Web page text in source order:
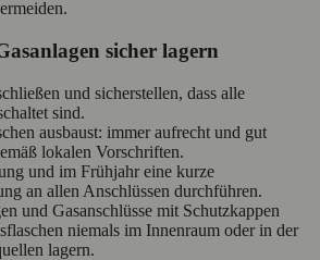
sicher lagern
und sicherstellen, dass alle
sind.
ausbaust: immer aufrecht und gut
lokalen Vorschriften.
und im Frühjahr eine kurze
an allen Anschlüssen durchführen.
und Gasanschlüsse mit Schutzkappen
niemals im Innenraum oder in der
lagern.